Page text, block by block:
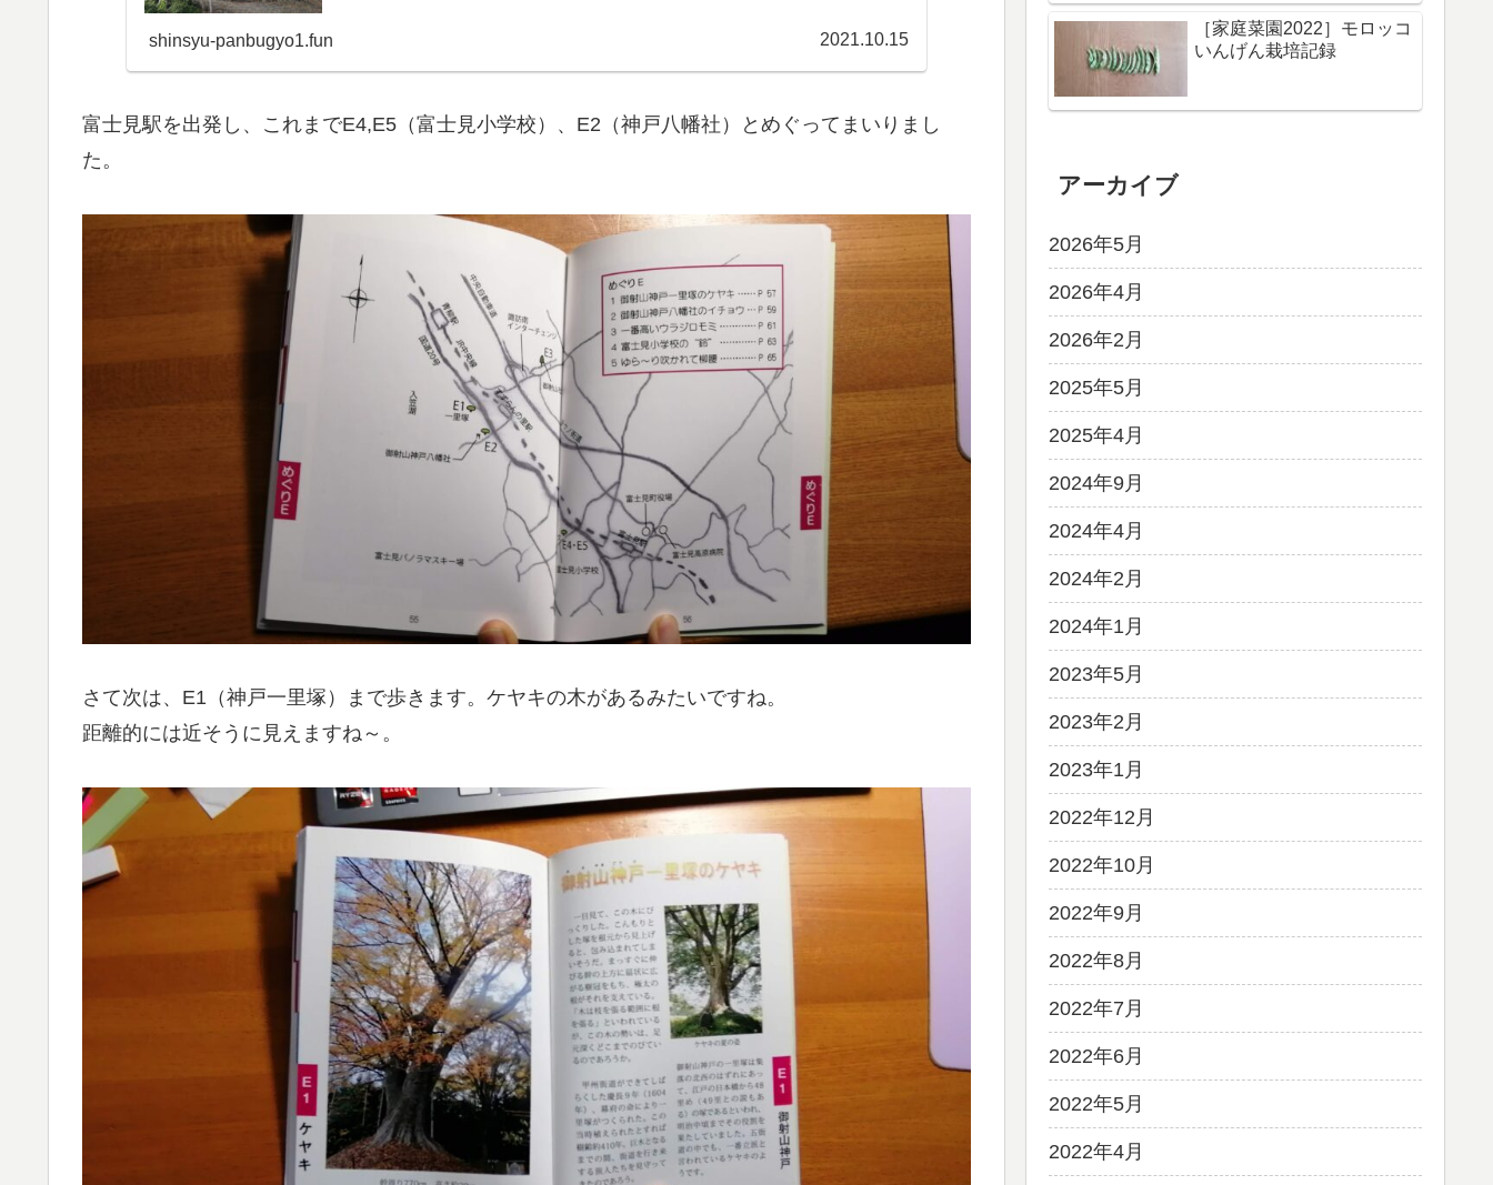
shinsyu-panbugyo1.fun 2021.10.15
富士見駅を出発し、これまでE4,E5（富士見小学校）、E2（神戸八幡社）とめぐってまいりまし
た。
さて次は、E1（神戸一里塚）まで歩きます。ケヤキの木があるみたいですね。
距離的には近そうに見えますね～。
［家庭菜園2022］モロッコ
いんげん栽培記録
アーカイブ
2026年5月
2026年4月
2026年2月
2025年5月
2025年4月
2024年9月
2024年4月
2024年2月
2024年1月
2023年5月
2023年2月
2023年1月
2022年12月
2022年10月
2022年9月
2022年8月
2022年7月
2022年6月
2022年5月
2022年4月